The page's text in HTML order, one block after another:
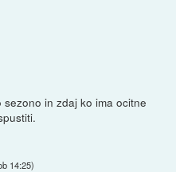
in zdaj ko ima ocitne
14:25)